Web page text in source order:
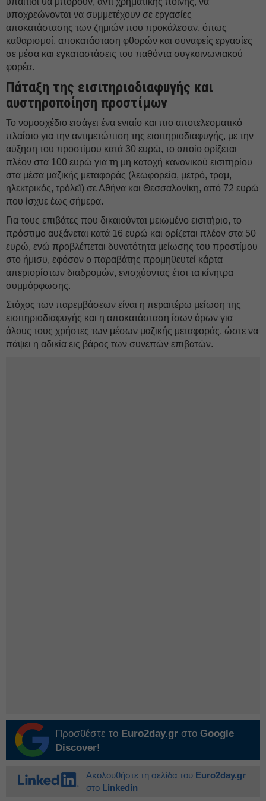
υποχρεώνονται να συμμετέχουν σε εργασίες
αποκατάστασης των ζημιών που προκάλεσαν, όπως
καθαρισμοί, αποκατάσταση φθορών και συναφείς εργασίες
σε μέσα και εγκαταστάσεις του παθόντα συγκοινωνιακού
φορέα.
Πάταξη της εισιτηριοδιαφυγής και
αυστηροποίηση προστίμων
Το νομοσχέδιο εισάγει ένα ενιαίο και πιο αποτελεσματικό
πλαίσιο για την αντιμετώπιση της εισιτηριοδιαφυγής, με την
αύξηση του προστίμου κατά 30 ευρώ, το οποίο ορίζεται
πλέον στα 100 ευρώ για τη μη κατοχή κανονικού εισιτηρίου
στα μέσα μαζικής μεταφοράς (λεωφορεία, μετρό, τραμ,
ηλεκτρικός, τρόλεϊ) σε Αθήνα και Θεσσαλονίκη, από 72 ευρώ
που ίσχυε έως σήμερα.
Για τους επιβάτες που δικαιούνται μειωμένο εισιτήριο, το
πρόστιμο αυξάνεται κατά 16 ευρώ και ορίζεται πλέον στα 50
ευρώ, ενώ προβλέπεται δυνατότητα μείωσης του προστίμου
στο ήμισυ, εφόσον ο παραβάτης προμηθευτεί κάρτα
απεριορίστων διαδρομών, ενισχύοντας έτσι τα κίνητρα
συμμόρφωσης.
Στόχος των παρεμβάσεων είναι η περαιτέρω μείωση της
εισιτηριοδιαφυγής και η αποκατάσταση ίσων όρων για
όλους τους χρήστες των μέσων μαζικής μεταφοράς, ώστε να
πάψει η αδικία εις βάρος των συνεπών επιβατών.
Προσθέστε το Euro2day.gr στο Google
Discover!
Ακολουθήστε τη σελίδα του Euro2day.gr
στο Linkedin